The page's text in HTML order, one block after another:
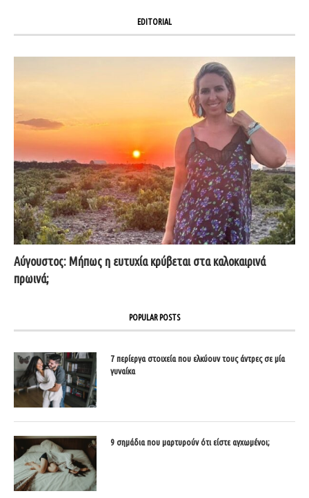
EDITORIAL
Αύγουστος: Μήπως η ευτυχία κρύβεται στα καλοκαιρινά
πρωινά;
POPULAR POSTS
7 περίεργα στοιχεία που ελκύουν τους άντρες σε μία
γυναίκα
9 σημάδια που μαρτυρούν ότι είστε αγχωμένοι;